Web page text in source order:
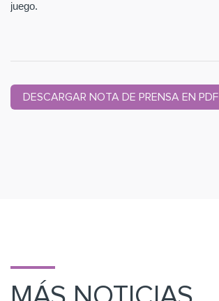
juego.
DESCARGAR NOTA DE PRENSA EN PDF